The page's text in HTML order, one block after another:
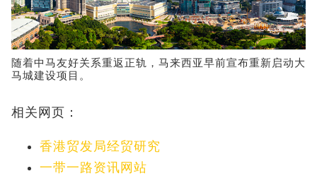
随着中马友好关系重返正轨，马来西亚早前宣布重新启动大
马城建设项目。
相关网页：
香港贸发局经贸研究
一带一路资讯网站